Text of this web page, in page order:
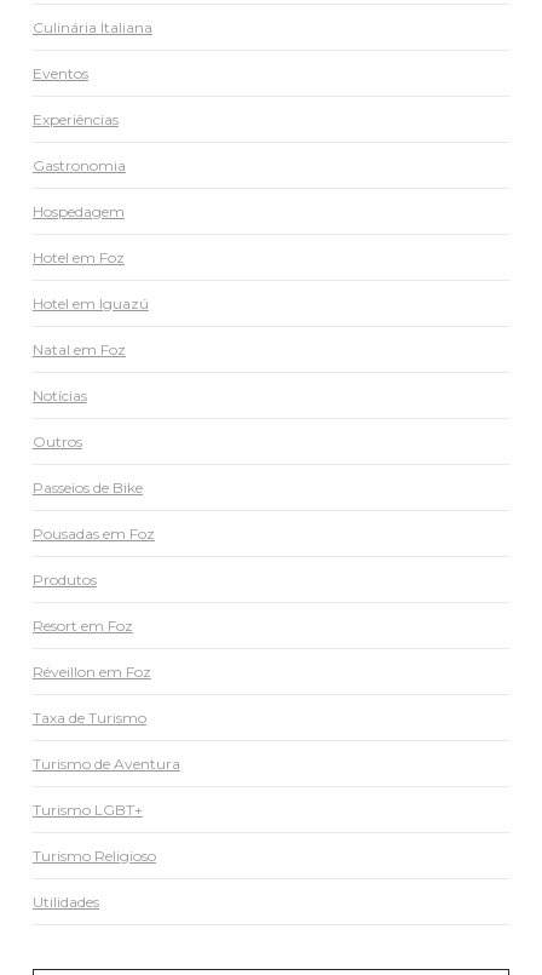
Culinária Italiana
Eventos
Experiências
Gastronomia
Hospedagem
Hotel em Foz
Hotel em Iguazú
Natal em Foz
Notícias
Outros
Passeios de Bike
Pousadas em Foz
Produtos
Resort em Foz
Réveillon em Foz
Taxa de Turismo
Turismo de Aventura
Turismo LGBT+
Turismo Religioso
Utilidades